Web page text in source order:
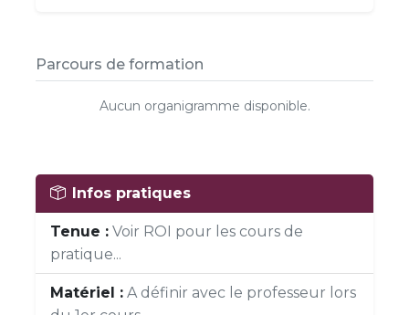
Parcours de formation
Aucun organigramme disponible.
Infos pratiques
Tenue : Voir ROI pour les cours de
pratique...
Matériel : A définir avec le professeur lors